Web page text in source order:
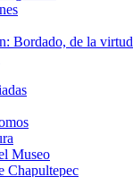
Bordado, de la virtud
Museo
Chapultepec